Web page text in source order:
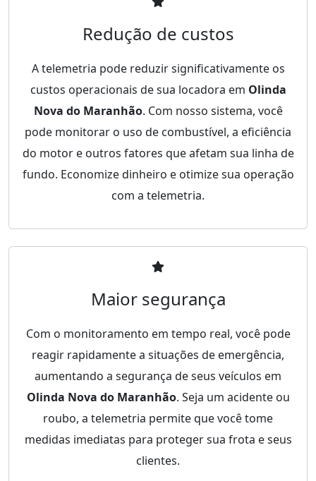
Redução de custos
A telemetria pode reduzir significativamente os
custos operacionais de sua locadora em Olinda
Nova do Maranhão. Com nosso sistema, você
pode monitorar o uso de combustível, a eficiência
do motor e outros fatores que afetam sua linha de
fundo. Economize dinheiro e otimize sua operação
com a telemetria.
Maior segurança
Com o monitoramento em tempo real, você pode
reagir rapidamente a situações de emergência,
aumentando a segurança de seus veículos em
Olinda Nova do Maranhão. Seja um acidente ou
roubo, a telemetria permite que você tome
medidas imediatas para proteger sua frota e seus
clientes.